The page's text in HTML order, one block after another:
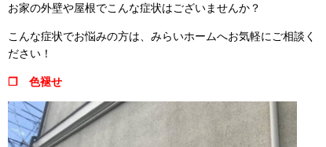
お家の外壁や屋根でこんな症状はございませんか？
こんな症状でお悩みの方は、みらいホームへお気軽にご相談く
ださい！
❒ 色褪せ